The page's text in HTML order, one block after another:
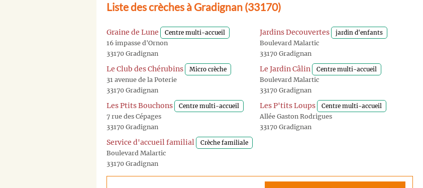
Liste des crèches à Gradignan (33170)
Graine de Lune Centre multi-accueil
16 impasse d'Ornon
33170 Gradignan
Jardins Decouvertes jardin d'enfants
Boulevard Malartic
33170 Gradignan
Le Club des Chérubins Micro crèche
31 avenue de la Poterie
33170 Gradignan
Le Jardin Câlin Centre multi-accueil
Boulevard Malartic
33170 Gradignan
Les Ptits Bouchons Centre multi-accueil
7 rue des Cépages
33170 Gradignan
Les P'tits Loups Centre multi-accueil
Allée Gaston Rodrigues
33170 Gradignan
Service d'accueil familial Crèche familiale
Boulevard Malartic
33170 Gradignan